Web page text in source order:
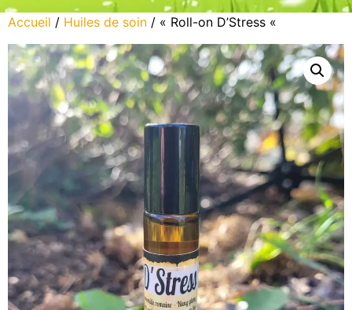
Accueil / Huiles de soin / « Roll-on D’Stress «